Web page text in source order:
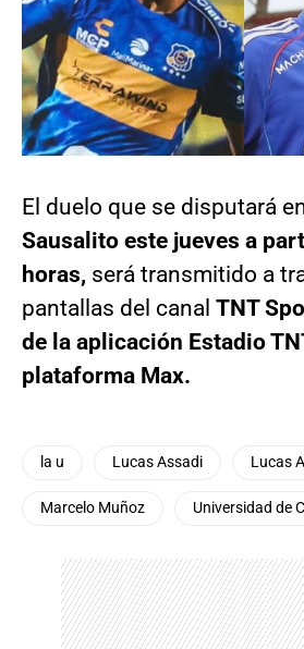
El duelo que se disputará
Sausalito este jueves a
horas, será transmitido a
pantallas del canal TNT
de la aplicación Estadio
plataforma Max.
la u Lucas Assadi Lucas
Marcelo Muñoz Universidad de